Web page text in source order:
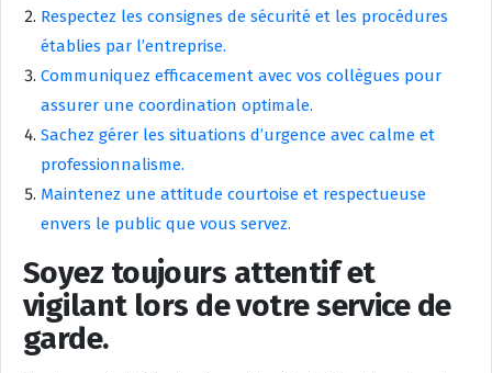
Respectez les consignes de sécurité et les procédures
établies par l’entreprise.
Communiquez efficacement avec vos collègues pour
assurer une coordination optimale.
Sachez gérer les situations d’urgence avec calme et
professionnalisme.
Maintenez une attitude courtoise et respectueuse
envers le public que vous servez.
Soyez toujours attentif et
vigilant lors de votre service de
garde.